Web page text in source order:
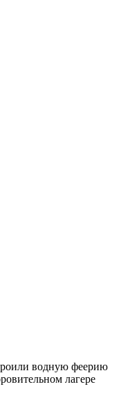
водную феерию
лагере